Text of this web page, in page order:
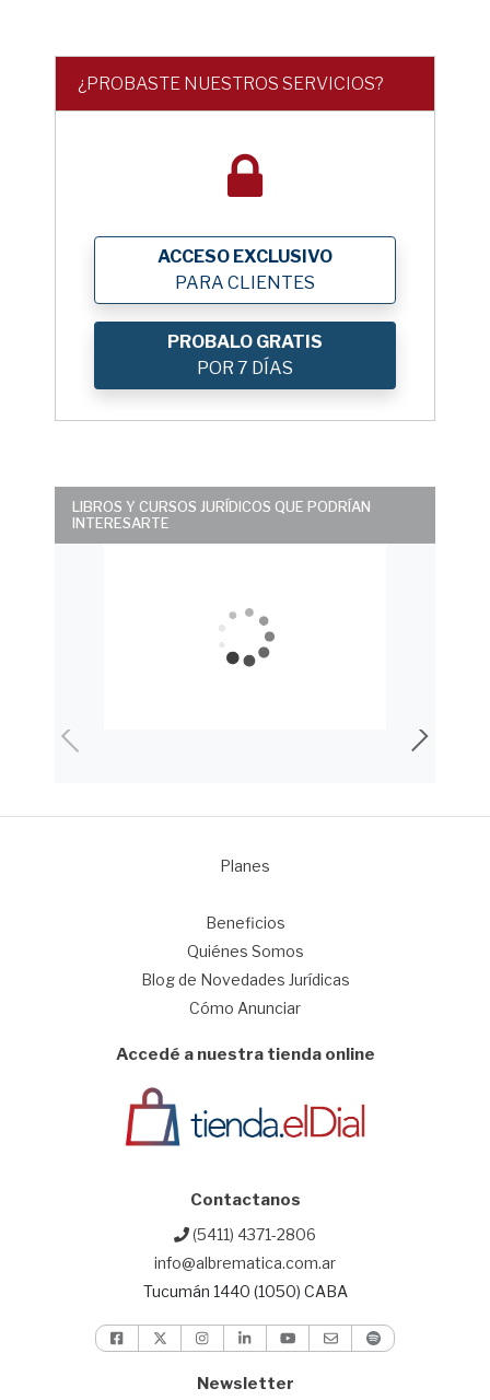
¿PROBASTE NUESTROS SERVICIOS?
ACCESO EXCLUSIVO
PARA CLIENTES
PROBALO GRATIS
POR 7 DÍAS
LIBROS Y CURSOS JURÍDICOS QUE PODRÍAN
INTERESARTE
Planes
Beneficios
Quiénes Somos
Blog de Novedades Jurídicas
Cómo Anunciar
Accedé a nuestra tienda online
Contactanos
(5411) 4371-2806
info@albrematica.com.ar
Tucumán 1440 (1050) CABA
Newsletter